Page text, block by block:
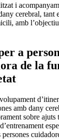
i
cerebral, tant
amb
a
de la
amb dany
sobre